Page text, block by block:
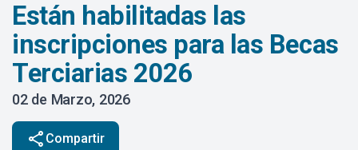
Están habilitadas las
inscripciones para las Becas
Terciarias 2026
02 de Marzo, 2026
share Compartir